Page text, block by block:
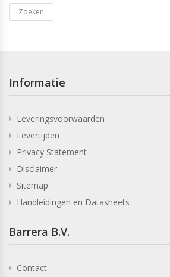
Zoeken
Informatie
Leveringsvoorwaarden
Levertijden
Privacy Statement
Disclaimer
Sitemap
Handleidingen en Datasheets
Barrera B.V.
Contact